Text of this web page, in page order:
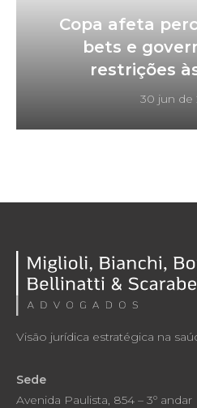
Copa afeta
bets e
restrições
30 jun de
Visão jurídica estratégica na
Sede
Avenida Paulista, 854 – 3º andar